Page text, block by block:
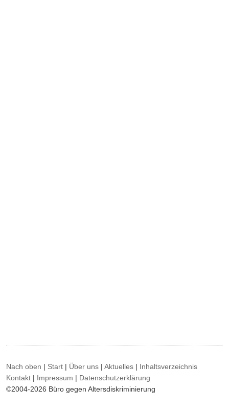
Nach oben | Start | Über uns |Aktuelles | Inhaltsverzeichnis
Kontakt | Impressum | Datenschutzerklärung
©2004-2026 Büro gegen Altersdiskriminierung